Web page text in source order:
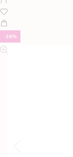
-26%